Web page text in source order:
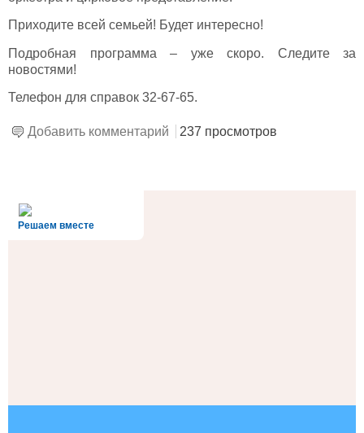
Приходите всей семьей! Будет интересно!
Подробная программа – уже скоро. Следите за
новостями!
Телефон для справок 32-67-65.
Добавить комментарий 237 просмотров
Решаем вместе